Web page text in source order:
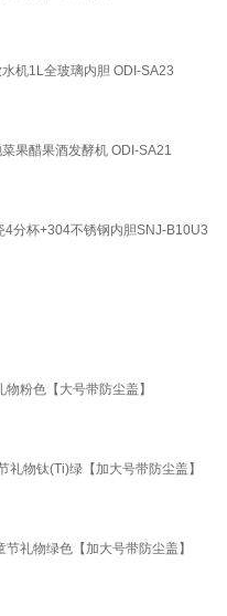
机1L全玻璃内胆 ODI-SA23
果醋果酒发酵机 ODI-SA21
4分杯+304不锈钢内胆SNJ-B10U3
粉色【大号带防尘盖】
物钛(Ti)绿【加大号带防尘盖】
礼物绿色【加大号带防尘盖】